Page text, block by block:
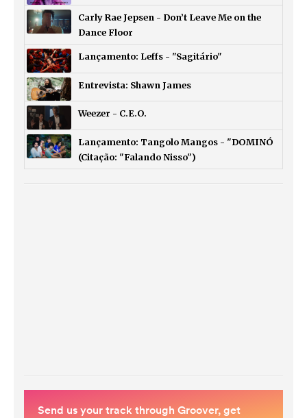
Carly Rae Jepsen - Don’t Leave Me on the
Dance Floor
Lançamento: Leffs - "Sagitário"
Entrevista: Shawn James
Weezer - C.E.O.
Lançamento: Tangolo Mangos - "DOMINÓ
(Citação: "Falando Nisso")